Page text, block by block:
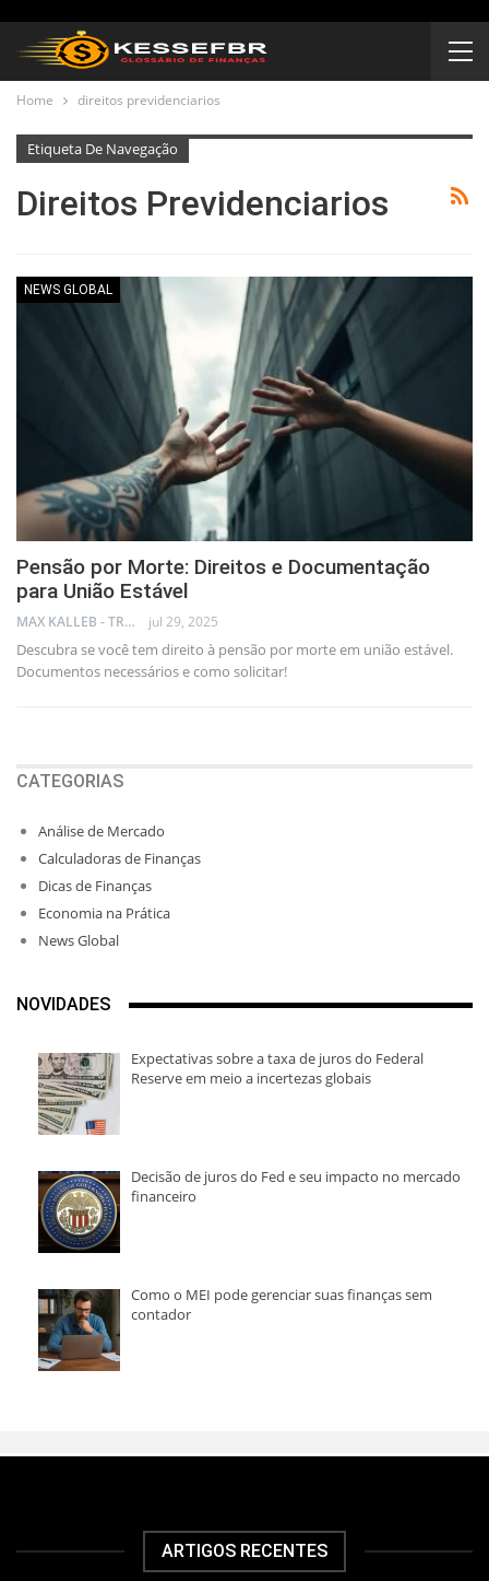
Home direitos previdenciarios
Etiqueta De Navegação
Direitos Previdenciarios
NEWS GLOBAL
Pensão por Morte: Direitos e Documentação
para União Estável
MAX KALLEB - TRADER jul 29, 2025
Descubra se você tem direito à pensão por morte em união estável.
Documentos necessários e como solicitar!
CATEGORIAS
Análise de Mercado
Calculadoras de Finanças
Dicas de Finanças
Economia na Prática
News Global
NOVIDADES
Expectativas sobre a taxa de juros do Federal
Reserve em meio a incertezas globais
Decisão de juros do Fed e seu impacto no mercado
financeiro
Como o MEI pode gerenciar suas finanças sem
contador
ARTIGOS RECENTES